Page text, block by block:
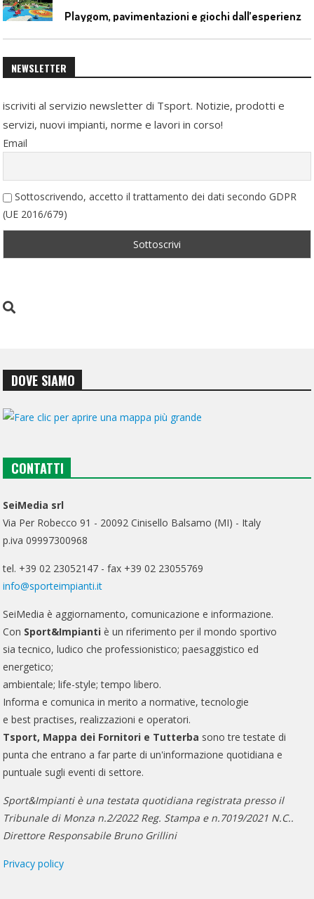
NEWSLETTER
iscriviti al servizio newsletter di Tsport. Notizie, prodotti e
servizi, nuovi impianti, norme e lavori in corso!
Email
Sottoscrivendo, accetto il trattamento dei dati secondo GDPR
(UE 2016/679)
DOVE SIAMO
CONTATTI
SeiMedia srl
Via Per Robecco 91 - 20092 Cinisello Balsamo (MI) - Italy
p.iva 09997300968
tel. +39 02 23052147 - fax +39 02 23055769
info@sporteimpianti.it
SeiMedia è aggiornamento, comunicazione e informazione.
Con Sport&Impianti è un riferimento per il mondo sportivo
sia tecnico, ludico che professionistico; paesaggistico ed
energetico;
ambientale; life-style; tempo libero.
Informa e comunica in merito a normative, tecnologie
e best practises, realizzazioni e operatori.
Tsport, Mappa dei Fornitori e Tutterba sono tre testate di
punta che entrano a far parte di un'informazione quotidiana e
puntuale sugli eventi di settore.
Sport&Impianti è una testata quotidiana registrata presso il
Tribunale di Monza n.2/2022 Reg. Stampa e n.7019/2021 N.C..
Direttore Responsabile Bruno Grillini
Privacy policy